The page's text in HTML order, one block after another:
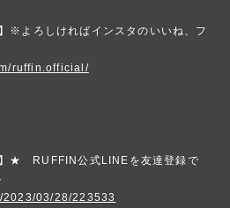
※よろしければインスタのいいね、フ
ruffin.official/
★ RUFFIN公式LINEを友達登録で
03/28/223533